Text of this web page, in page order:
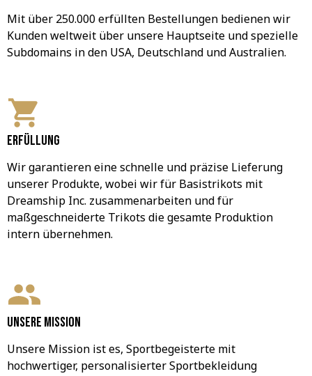
Mit über 250.000 erfüllten Bestellungen bedienen wir
Kunden weltweit über unsere Hauptseite und spezielle
Subdomains in den USA, Deutschland und Australien.
Erfüllung
Wir garantieren eine schnelle und präzise Lieferung
unserer Produkte, wobei wir für Basistrikots mit
Dreamship Inc. zusammenarbeiten und für
maßgeschneiderte Trikots die gesamte Produktion
intern übernehmen.
Unsere Mission
Unsere Mission ist es, Sportbegeisterte mit
hochwertiger, personalisierter Sportbekleidung